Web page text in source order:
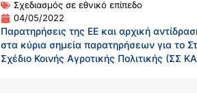
Σχεδιασμός σε εθνικό επίπεδο
04/05/2022
Παρατηρήσεις της ΕΕ και αρχική
στα κύρια σημεία παρατηρήσεων για το
Σχέδιο Κοινής Αγροτικής Πολιτικής (ΣΣ